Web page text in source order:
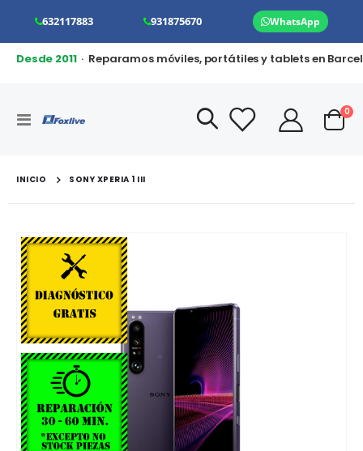
632117883 931875670 WhatsApp
Desde 2011· Reparamos móviles, portátiles y tablets en
Toggle
Cart
0
INICIO SONY XPERIA 1 III
Saltar
al
final
de
la
galería
de
imágenes